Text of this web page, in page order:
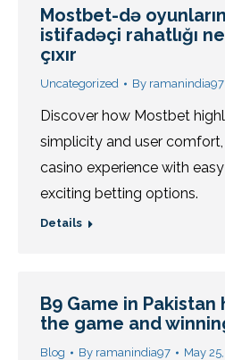
Mostbet-də
istifadəçi rahatlığı
çıxır
Uncategorized By ramanindia97
Discover how Mostbet
simplicity and user
casino experience with
exciting betting options.
Details
B9 Game in
the game and
Blog By ramanindia97 May